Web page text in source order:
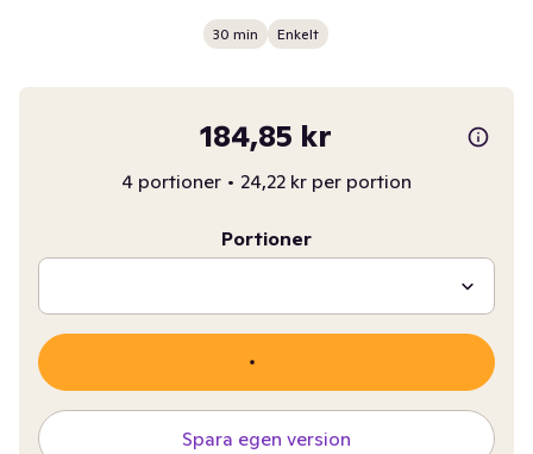
30 min Enkelt
184,85 kr
4 portioner • 24,22 kr per portion
Portioner
Spara egen version